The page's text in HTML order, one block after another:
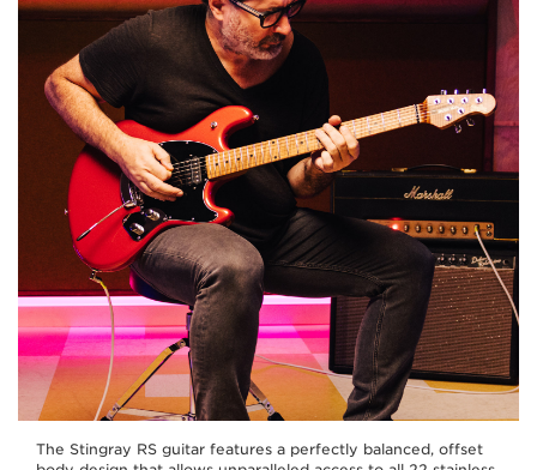
The Stingray RS guitar features a perfectly balanced, offset